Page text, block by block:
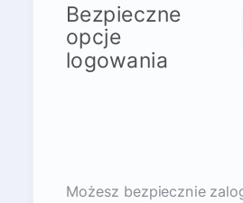
Bezpieczne
opcje
logowania
Możesz bezpiecznie